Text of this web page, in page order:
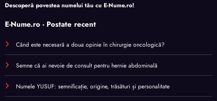
Descoperă povestea numelui tău cu E-Nume.ro!
E-Nume.ro - Postate recent
Când este necesară a doua opinie în chirurgie oncologică?
Semne că ai nevoie de consult pentru hernie abdominală
Numele YUSUF: semnificație, origine, trăsături și personalitate